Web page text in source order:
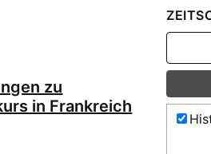
zu
in Frankreich